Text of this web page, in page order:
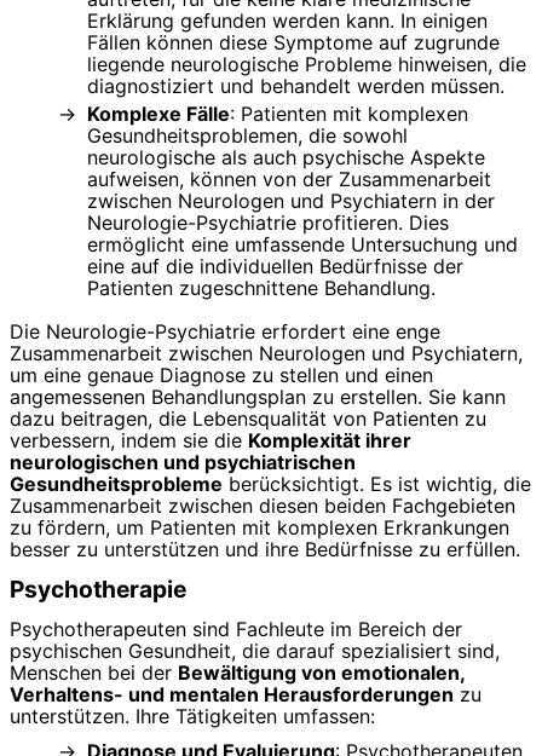
Erklärung gefunden werden kann. In einigen
Fällen können diese Symptome auf zugrunde
liegende neurologische Probleme hinweisen, die
diagnostiziert und behandelt werden müssen.
Komplexe Fälle: Patienten mit komplexen
Gesundheitsproblemen, die sowohl
neurologische als auch psychische Aspekte
aufweisen, können von der Zusammenarbeit
zwischen Neurologen und Psychiatern in der
Neurologie-Psychiatrie profitieren. Dies
ermöglicht eine umfassende Untersuchung und
eine auf die individuellen Bedürfnisse der
Patienten zugeschnittene Behandlung.
Die Neurologie-Psychiatrie erfordert eine enge
Zusammenarbeit zwischen Neurologen und Psychiatern,
um eine genaue Diagnose zu stellen und einen
angemessenen Behandlungsplan zu erstellen. Sie kann
dazu beitragen, die Lebensqualität von Patienten zu
verbessern, indem sie die Komplexität ihrer
neurologischen und psychiatrischen
Gesundheitsprobleme berücksichtigt. Es ist wichtig, die
Zusammenarbeit zwischen diesen beiden Fachgebieten
zu fördern, um Patienten mit komplexen Erkrankungen
besser zu unterstützen und ihre Bedürfnisse zu erfüllen.
Psychotherapie
Psychotherapeuten sind Fachleute im Bereich der
psychischen Gesundheit, die darauf spezialisiert sind,
Menschen bei der Bewältigung von emotionalen,
Verhaltens- und mentalen Herausforderungen zu
unterstützen. Ihre Tätigkeiten umfassen:
Diagnose und Evaluierung: Psychotherapeuten